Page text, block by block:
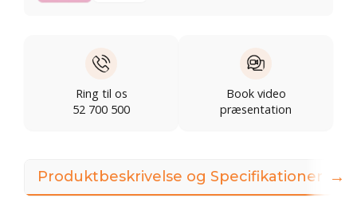
Ring til os
52 700 500
Book video
præsentation
Produktbeskrivelse og Specifikationer →